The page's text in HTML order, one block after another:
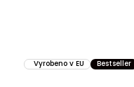
Vyrobeno v EU Bestseller